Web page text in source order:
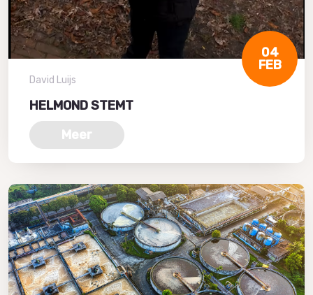
04
FEB
David Luijs
HELMOND STEMT
Meer